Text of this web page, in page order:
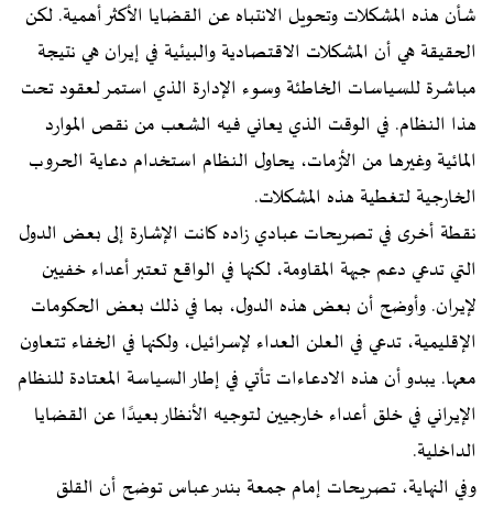
شأن هذه المشكلات وتحويل الانتباه عن القضايا الأكثر أهمية. لكن
الحقيقة هي أن المشكلات الاقتصادية والبيئية في إيران هي نتيجة
مباشرة للسياسات الخاطئة وسوء الإدارة الذي استمر لعقود تحت
هذا النظام. في الوقت الذي يعاني فيه الشعب من نقص الموارد
المائية وغيرها من الأزمات، يحاول النظام استخدام دعاية الحروب
الخارجية لتغطية هذه المشكلات.
نقطة أخرى في تصريحات عبادي زاده كانت الإشارة إلى بعض الدول
التي تدعي دعم جبهة المقاومة، لكنها في الواقع تعتبر أعداء خفيين
لإيران. وأوضح أن بعض هذه الدول، بما في ذلك بعض الحكومات
الإقليمية، تدعي في العلن العداء لإسرائيل، ولكنها في الخفاء تتعاون
معها. يبدو أن هذه الادعاءات تأتي في إطار السياسة المعتادة للنظام
الإيراني في خلق أعداء خارجيين لتوجيه الأنظار بعيدًا عن القضايا
الداخلية.
وفي النهاية، تصريحات إمام جمعة بندر عباس توضح أن القلق